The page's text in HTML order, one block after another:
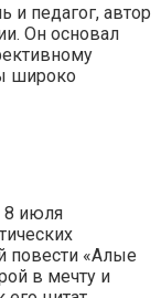
и педагог, автор
Он основал
широко
8 июля
повести «Алые
в мечту и